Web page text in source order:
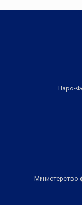
Наро-
Министерство